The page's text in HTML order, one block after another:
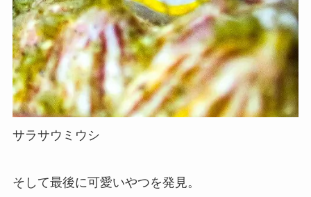
サラサウミウシ
そして最後に可愛いやつを発見。